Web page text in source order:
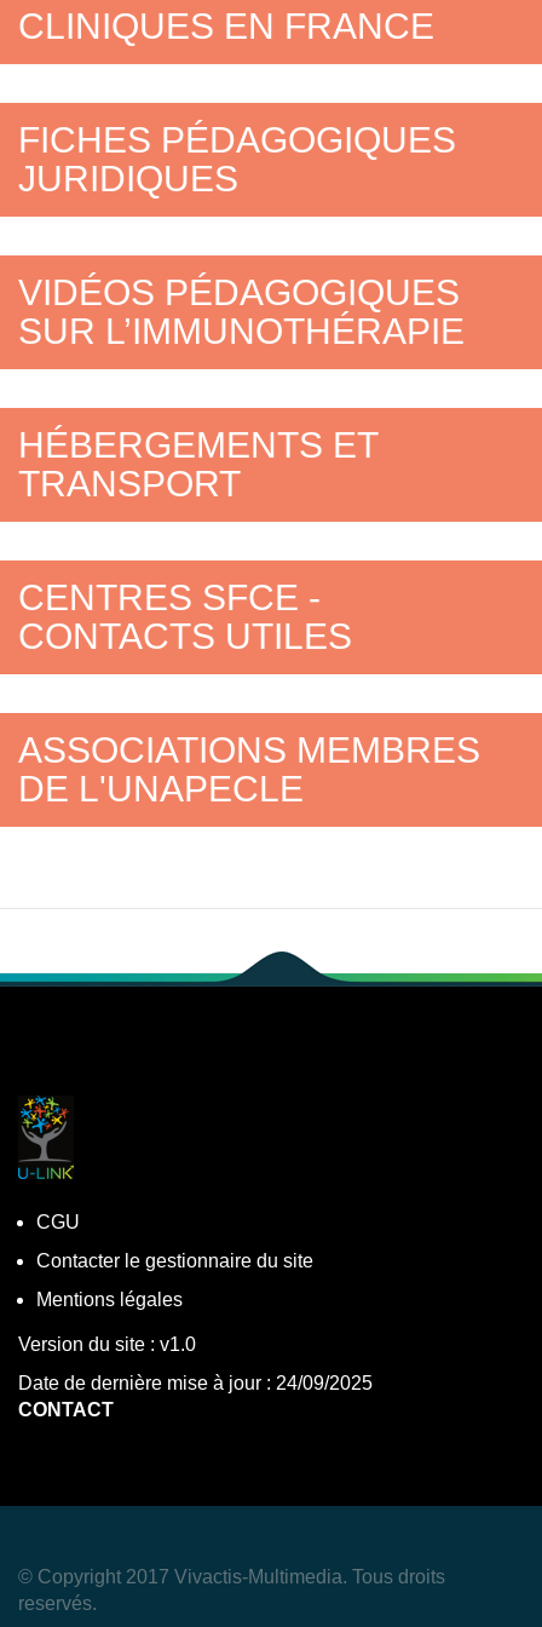
CLINIQUES EN FRANCE
FICHES PÉDAGOGIQUES
JURIDIQUES
VIDÉOS PÉDAGOGIQUES
SUR L’IMMUNOTHÉRAPIE
HÉBERGEMENTS ET
TRANSPORT
CENTRES SFCE -
CONTACTS UTILES
ASSOCIATIONS MEMBRES
DE L'UNAPECLE
CGU
Contacter le gestionnaire du site
Mentions légales
Version du site : v1.0
Date de dernière mise à jour : 24/09/2025
CONTACT
© Copyright 2017 Vivactis-Multimedia. Tous droits
reservés.